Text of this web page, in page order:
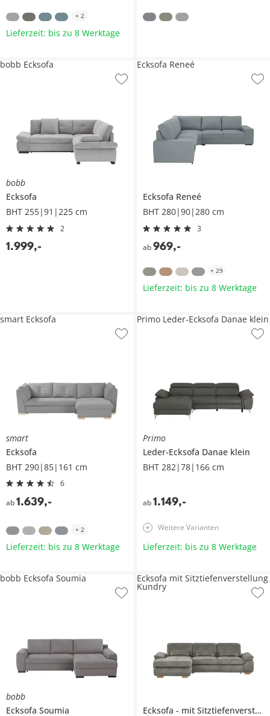
+ 2
Lieferzeit: bis zu 8 Werktage
bobb
Ecksofa
BHT 255|91|225 cm
2
1.999,-
bobb Ecksofa
Ecksofa Reneé
BHT 280|90|280 cm
3
ab 969,-
Ecksofa Reneé
+ 29
Lieferzeit: bis zu 8 Werktage
smart
Ecksofa
BHT 290|85|161 cm
6
ab1.639,-
smart Ecksofa
+ 2
Lieferzeit: bis zu 8 Werktage
Primo
Leder-Ecksofa Danae klein
BHT 282|78|166 cm
ab 1.149,-
Primo Leder-Ecksofa Danae klein
Weitere Varianten
Lieferzeit: bis zu 8 Werktage
bobb
Ecksofa Soumia
bobb Ecksofa Soumia
Ecksofa mit Sitztiefenverstellung
Ecksofa mit Sitztiefenverstellung
Kundry